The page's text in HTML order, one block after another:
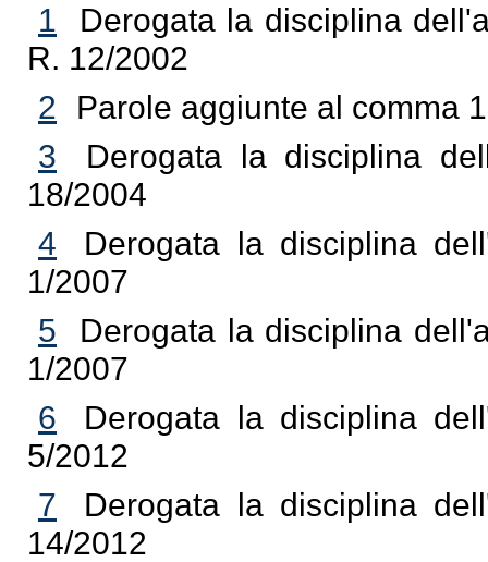
1
Derogata la disciplina
R. 12/2002
2
Parole aggiunte al comma
3
Derogata la disciplina
18/2004
4
Derogata la disciplina
1/2007
5
Derogata la disciplina
1/2007
6
Derogata la disciplina
5/2012
7
Derogata la disciplina
14/2012